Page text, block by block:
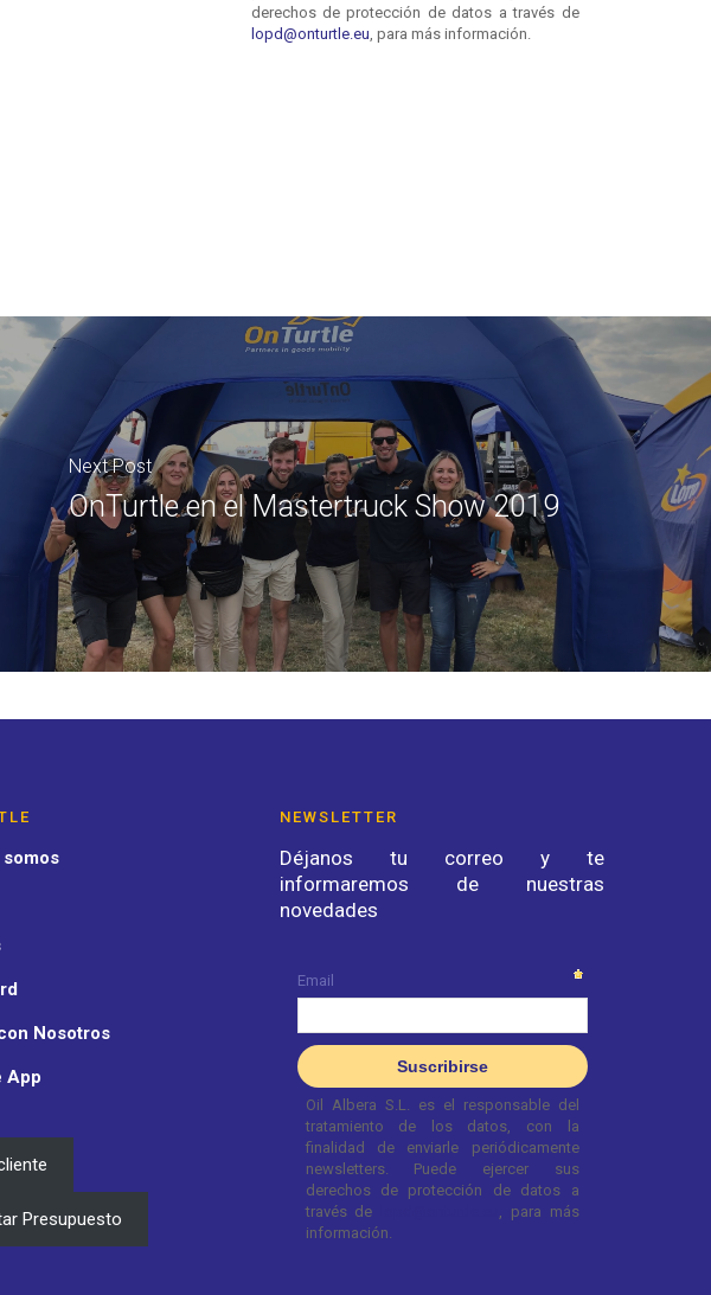
Next Post
OnTurtle en el Mastertruck Show 2019
Nosotros
App
Presupuesto
NEWSLETTER
Déjanos tu correo y te
informaremos de nuestras
novedades